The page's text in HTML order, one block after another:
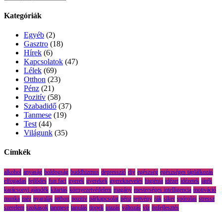
Kategóriák
Egyéb (2)
Gasztro (18)
Hírek (6)
Kapcsolatok (47)
Lélek (69)
Otthon (23)
Pénz (21)
Pozitív (58)
Szabadidő (37)
Tanmese (19)
Test (44)
Világunk (35)
Címkék
alkohol anyaság boldogság buddhizmus depresszió diy egészség egészséges táplálkozás
elfogadás fejlődés fun fact gyerek gyerekek gyereknevelés higiénia idézet idézetek játék
karácsonyi ajándék kitartás környezetvédelem magány mesterséges intelligencia motiváció
munka méz nyaralás otthon pozitív párkapcsolat pénz rejtvény rák siker spórolás stressz
szerelem szokások tanmese tanulás tippek utazás változás víz önfejlesztés